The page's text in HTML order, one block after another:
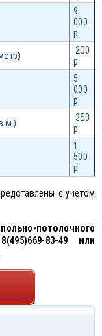
9
000
р.
200
р.
5
000
р.
350
р.
1
500
р.
с учетом
потолочного
83-49 или